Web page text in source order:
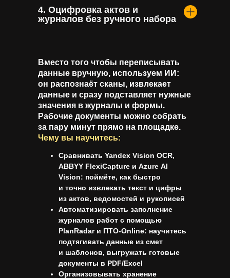
4. Оцифровка актов и
журналов без ручного набора
Вместо того чтобы переписывать
данные вручную, используем ИИ:
он распознаёт сканы, извлекает
данные и сразу подставляет нужные
значения в журналы и формы.
Рабочие документы можно собрать
за пару минут прямо на площадке.
Чему вы научитесь:
Сравнивать Yandex Vision OCR,
ABBYY FlexiCapture и Azure AI
Vision: поймёте, как быстро
и точно извлекать текст и цифры
из актов, ведомостей и рукописей
Автоматизировать заполнение
журналов работ с помощью
PlanRadarи ПТО-Online: научитесь
подтягивать данные из смет
и шаблонов, выгружать готовые
документы в PDF/Excel
Организовывать хранение